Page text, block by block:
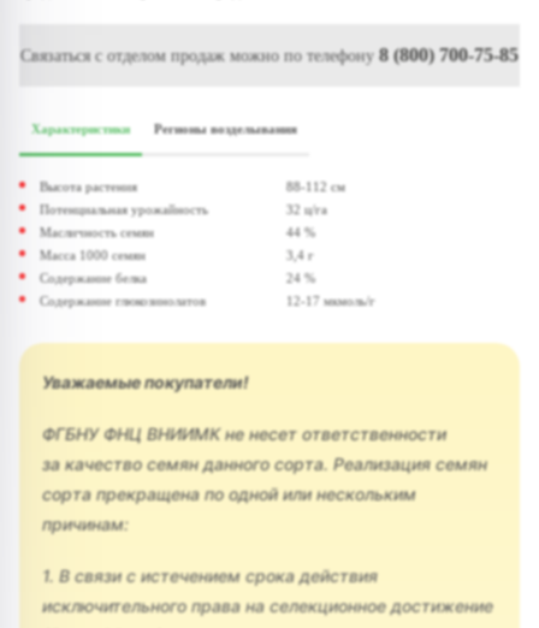
Связаться с отделом продаж можно по телефону 8 (800) 700-75-85
Характеристики Регионы возделывания
Высота растения
88-112 см
Потенциальная урожайность
32 ц/га
Масличность семян
44 %
Масса 1000 семян
3,4 г
Содержание белка
24 %
Содержание глюкозинолатов
12-17 мкмоль/г
Уважаемые покупатели!
ФГБНУ ФНЦ ВНИИМК не несет ответственности
за качество семян данного сорта. Реализация семян
сорта прекращена по одной или нескольким
причинам:
1. В связи с истечением срока действия
исключительного права на селекционное достижение